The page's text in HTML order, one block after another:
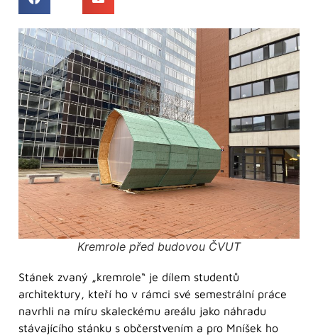
Kremrole před budovou ČVUT
Stánek zvaný „kremrole“ je dílem studentů
architektury, kteří ho v rámci své semestrální práce
navrhli na míru skaleckému areálu jako náhradu
stávajícího stánku s občerstvením a pro Mníšek ho